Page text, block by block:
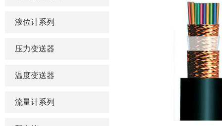
液位计系列
压力变送器
温度变送器
流量计系列